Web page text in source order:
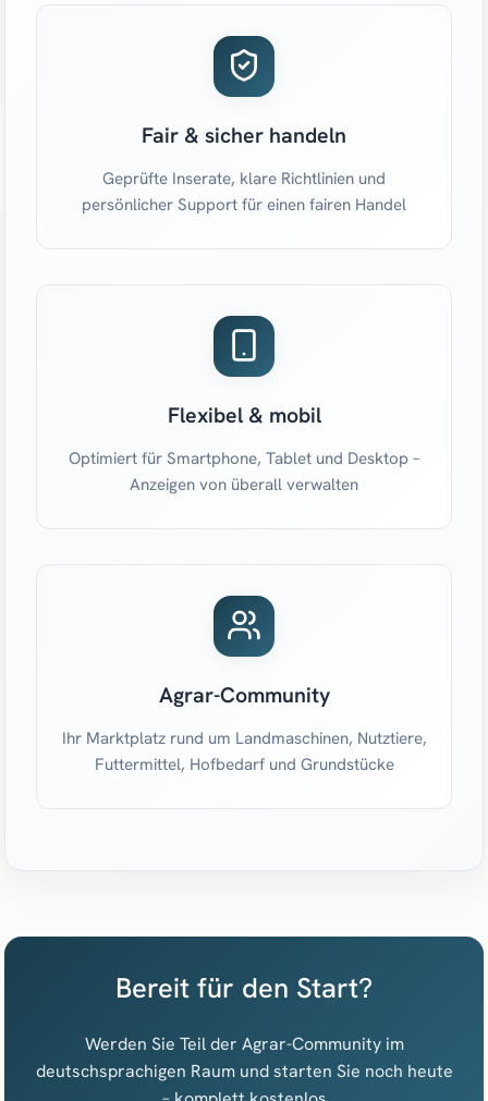
Fair & sicher handeln
Geprüfte Inserate, klare Richtlinien und
persönlicher Support für einen fairen Handel
Flexibel & mobil
Optimiert für Smartphone, Tablet und Desktop –
Anzeigen von überall verwalten
Agrar-Community
Ihr Marktplatz rund um Landmaschinen, Nutztiere,
Futtermittel, Hofbedarf und Grundstücke
Bereit für den Start?
Werden Sie Teil der Agrar-Community im
deutschsprachigen Raum und starten Sie noch heute